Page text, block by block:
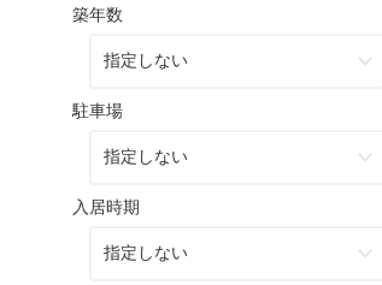
築年数
駐車場
入居時期